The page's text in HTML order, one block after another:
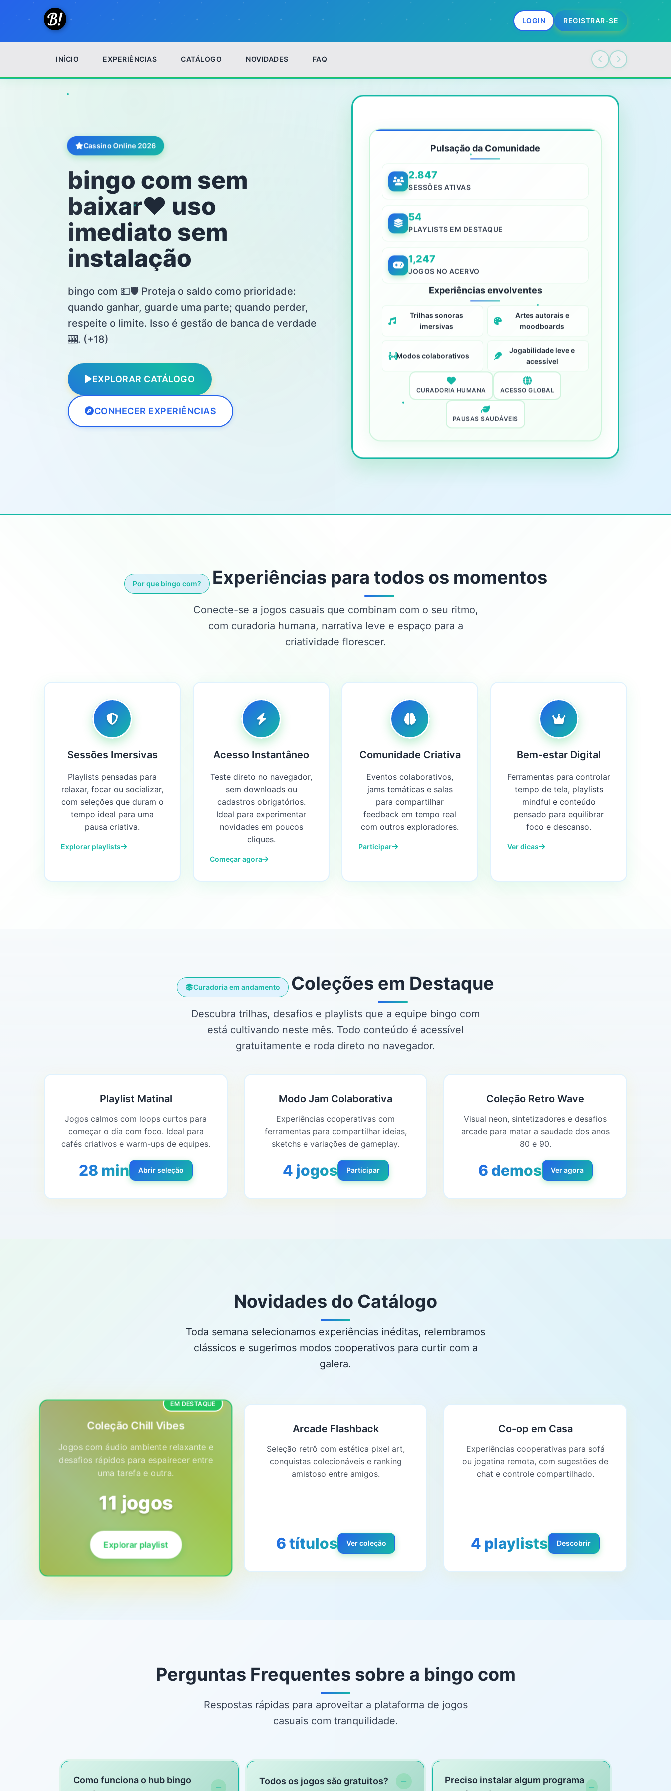
LOGIN REGISTRAR-SE
INÍCIO EXPERIÊNCIAS CATÁLOGO NOVIDADES FAQ
Cassino Online 2026
bingo com sem
baixar❤️ uso
imediato sem
instalação
bingo com 💵🛡️ Proteja o saldo como prioridade:
quando ganhar, guarde uma parte; quando perder,
respeite o limite. Isso é gestão de banca de verdade
🎰. (+18)
EXPLORAR CATÁLOGO
CONHECER EXPERIÊNCIAS
Pulsação da Comunidade
2.847
SESSÕES ATIVAS
54
PLAYLISTS EM DESTAQUE
1,247
JOGOS NO ACERVO
Experiências envolventes
Trilhas sonoras
imersivas
Artes autorais e
moodboards
Modos colaborativos
Jogabilidade leve e
acessível
CURADORIA HUMANA ACESSO GLOBAL
PAUSAS SAUDÁVEIS
Por que bingo com? Experiências para todos os momentos
Conecte-se a jogos casuais que combinam com o seu ritmo,
com curadoria humana, narrativa leve e espaço para a
criatividade florescer.
Sessões Imersivas
Playlists pensadas para
relaxar, focar ou socializar,
com seleções que duram o
tempo ideal para uma
pausa criativa.
Explorar playlists
Acesso Instantâneo
Teste direto no navegador,
sem downloads ou
cadastros obrigatórios.
Ideal para experimentar
novidades em poucos
cliques.
Começar agora
Comunidade Criativa
Eventos colaborativos,
jams temáticas e salas
para compartilhar
feedback em tempo real
com outros exploradores.
Participar
Bem-estar Digital
Ferramentas para controlar
tempo de tela, playlists
mindful e conteúdo
pensado para equilibrar
foco e descanso.
Ver dicas
Curadoria em andamento Coleções em Destaque
Descubra trilhas, desafios e playlists que a equipe bingo com
está cultivando neste mês. Todo conteúdo é acessível
gratuitamente e roda direto no navegador.
Playlist Matinal
Jogos calmos com loops curtos para
começar o dia com foco. Ideal para
cafés criativos e warm-ups de equipes.
28 min Abrir seleção
Modo Jam Colaborativa
Experiências cooperativas com
ferramentas para compartilhar ideias,
sketchs e variações de gameplay.
4 jogos Participar
Coleção Retro Wave
Visual neon, sintetizadores e desafios
arcade para matar a saudade dos anos
80 e 90.
6 demos Ver agora
Novidades do Catálogo
Toda semana selecionamos experiências inéditas, relembramos
clássicos e sugerimos modos cooperativos para curtir com a
galera.
EM DESTAQUE
Coleção Chill Vibes
Jogos com áudio ambiente relaxante e
desafios rápidos para espairecer entre
uma tarefa e outra.
11 jogos
Explorar playlist
Arcade Flashback
Seleção retrô com estética pixel art,
conquistas colecionáveis e ranking
amistoso entre amigos.
6 títulos Ver coleção
Co-op em Casa
Experiências cooperativas para sofá
ou jogatina remota, com sugestões de
chat e controle compartilhado.
4 playlists Descobrir
Perguntas Frequentes sobre a bingo com
Respostas rápidas para aproveitar a plataforma de jogos
casuais com tranquilidade.
Como funciona o hub bingo
− Todos os jogos são gratuitos? −
Preciso instalar algum programa −